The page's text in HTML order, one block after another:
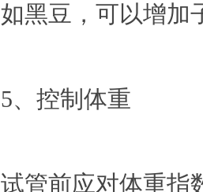
如黑豆，可以增加
5、控制体重
试管前应对体重指